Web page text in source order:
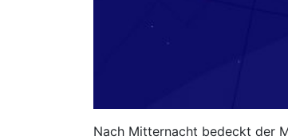
Nach Mitternacht bedeckt der